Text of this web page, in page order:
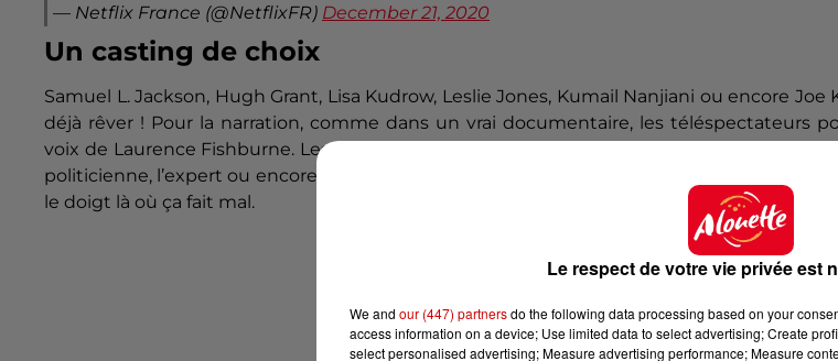
— Netflix France (@NetflixFR) December 21, 2020
Un casting de choix
Samuel L. Jackson, Hugh Grant, Lisa Kudrow, Leslie Jones, Kumail Nanjiani ou encore Joe
déjà rêver ! Pour la narration, comme dans un vrai documentaire, les téléspectateurs
voix de Laurence Fishburne. Les personnages semblent bien réels : un professeur et
politicienne, l’expert ou encore les citoyens lambdas seront au menu de cette satire qui
le doigt là où ça fait mal.
Le respect de votre vie privée est
We and our (447) partnersdo the following data processing based on your
access information on a device; Use limited data to select advertising; Create
select personalised advertising; Measure advertising performance; Measure